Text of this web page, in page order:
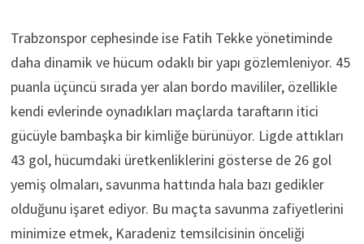
Trabzonspor cephesinde ise Fatih Tekke yönetiminde
daha dinamik ve hücum odaklı bir yapı gözlemleniyor. 45
puanla üçüncü sırada yer alan bordo mavililer, özellikle
kendi evlerinde oynadıkları maçlarda taraftarın itici
gücüyle bambaşka bir kimliğe bürünüyor. Ligde attıkları
43 gol, hücumdaki üretkenliklerini gösterse de 26 gol
yemiş olmaları, savunma hattında hala bazı gedikler
olduğunu işaret ediyor. Bu maçta savunma zafiyetlerini
minimize etmek, Karadeniz temsilcisinin önceliği